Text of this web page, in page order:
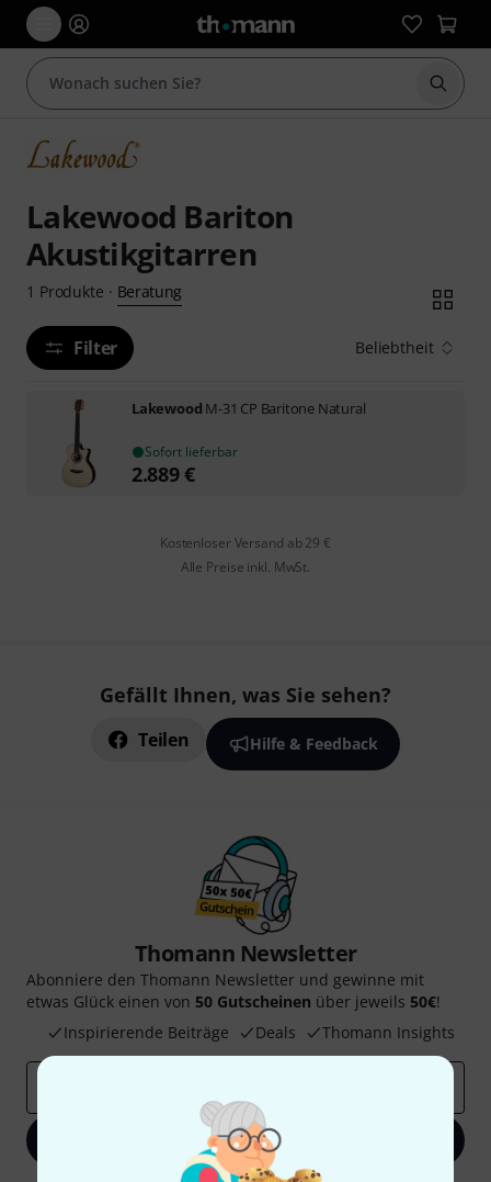
Suche
Lakewood Bariton
Akustikgitarren
1 Produkte · Beratung
Filter Beliebtheit
Lakewood M-31 CP Baritone Natural
Sofort lieferbar
2.889€
Kostenloser Versand ab 29 €
Alle Preise inkl. MwSt.
Gefällt Ihnen, was Sie sehen?
Teilen Hilfe & Feedback
Thomann Newsletter
Abonniere den Thomann Newsletter und gewinne mit
etwas Glück einen von 50 Gutscheinen über jeweils 50€!
Inspirierende Beiträge
Deals Thomann Insights
Jetzt anmelden